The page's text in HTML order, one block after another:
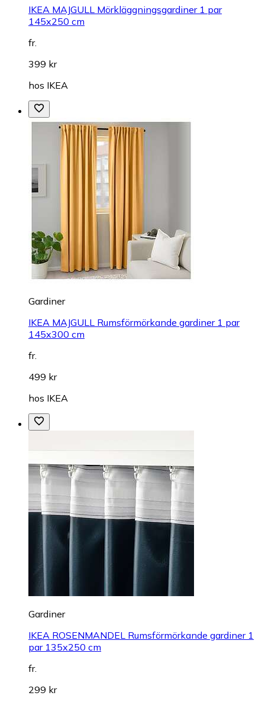
IKEA MAJGULL Mörkläggningsgardiner 1 par
145x250 cm
fr.
399 kr
hos IKEA
Gardiner
IKEA MAJGULL Rumsförmörkande gardiner 1 par
145x300 cm
fr.
499 kr
hos IKEA
Gardiner
IKEA ROSENMANDEL Rumsförmörkande gardiner 1
par 135x250 cm
fr.
299 kr